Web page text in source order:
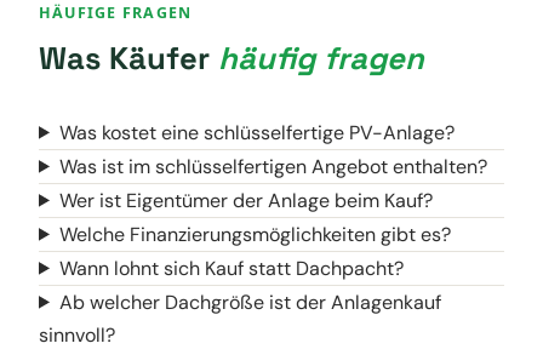
HÄUFIGE FRAGEN
Was Käufer häufig fragen
Was kostet eine schlüsselfertige PV-Anlage?
Was ist im schlüsselfertigen Angebot enthalten?
Wer ist Eigentümer der Anlage beim Kauf?
Welche Finanzierungsmöglichkeiten gibt es?
Wann lohnt sich Kauf statt Dachpacht?
Ab welcher Dachgröße ist der Anlagenkauf
sinnvoll?